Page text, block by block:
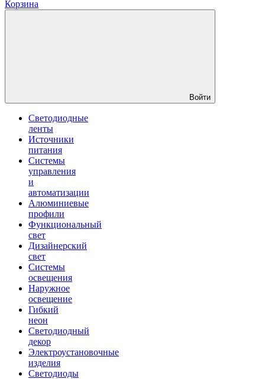
Корзина
Войти
Светодиодные
ленты
Источники
питания
Системы
управления
и
автоматизации
Алюминиевые
профили
Функциональный
свет
Дизайнерский
свет
Системы
освещения
Наружное
освещение
Гибкий
неон
Светодиодный
декор
Электроустановочные
изделия
Светодиоды